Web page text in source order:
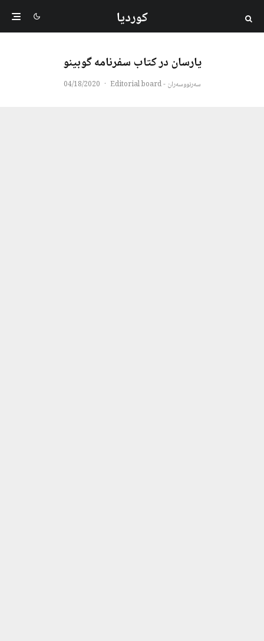
کوردیا
یارسان در کتاب سفرنامه گوبینو
سەرنووسەران - Editorial board ·
04/18/2020